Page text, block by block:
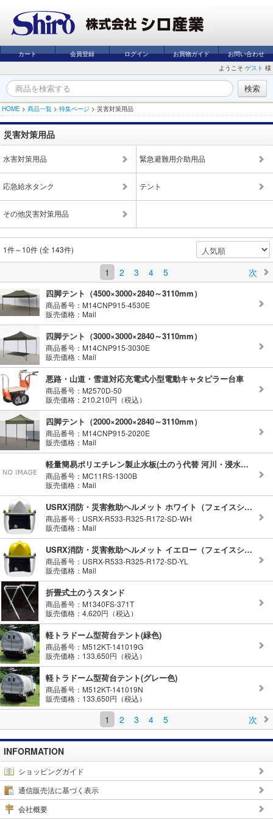
カート 会員登録 ログイン お買物ガイド
お問い合わせ
ようこそ ゲスト 様
HOME > 商品一覧 > 特集ページ > 災害対策用品
災害対策用品
水害対策用品 緊急避難用介助用品
応急給水タンク テント
その他災害対策用品
1件～10件 (全 143件)
1 2 3 4 5 次
四脚テント（4500×3000×2840～3110mm）
商品番号：M14CNP915-4530E
販売価格：Mail
四脚テント（3000×3000×2840～3110mm）
商品番号：M14CNP915-3030E
販売価格：Mail
悪路・山道・雪道対応充電式小型電動キャタピラー台車
商品番号：M2570D-50
販売価格：210,210円（税込）
四脚テント（2000×2000×2840～3110mm）
商品番号：M14CNP915-2020E
販売価格：Mail
軽量簡易ポリエチレン製止水板(土のう代替 河川・浸水対策用 )
商品番号：MC11RS-1300B
販売価格：Mail
USRX消防・災害救助ヘルメット ホワイト（フェイスシールド付）標準内装セット
商品番号：USRX-R533-R325-R172-SD-WH
販売価格：Mail
USRX消防・災害救助ヘルメット イエロー（フェイスシールド付）標準内装セット
商品番号：USRX-R533-R325-R172-SD-YL
販売価格：Mail
折畳式土のうスタンド
商品番号：M1340FS-371T
販売価格：4,620円（税込）
軽トラドーム型荷台テント(緑色)
商品番号：M512KT-141019G
販売価格：133,650円（税込）
軽トラドーム型荷台テント(グレー色)
商品番号：M512KT-141019N
販売価格：133,650円（税込）
1 2 3 4 5 次
INFORMATION
ショッピングガイド
通信販売法に基づく表示
会社概要